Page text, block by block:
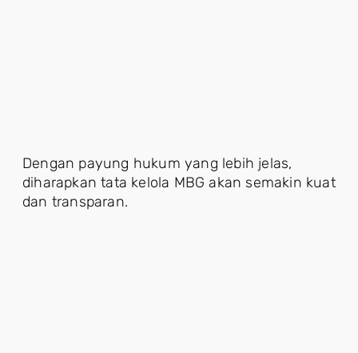
Dengan payung hukum yang lebih jelas,
diharapkan tata kelola MBG akan semakin kuat
dan transparan.